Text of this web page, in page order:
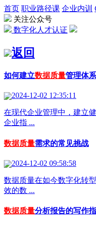
首页 职业路径课 企业内训
关注公众号
数字化人才认证
返回
如何建立数据质量管理体
2024-12-02 12:35:11
在现代企业管理中，建立
企业指 ...
数据质量需求的常见挑战
2024-12-02 09:58:58
数据质量在如今数字化转
效的数 ...
数据质量分析报告的写作